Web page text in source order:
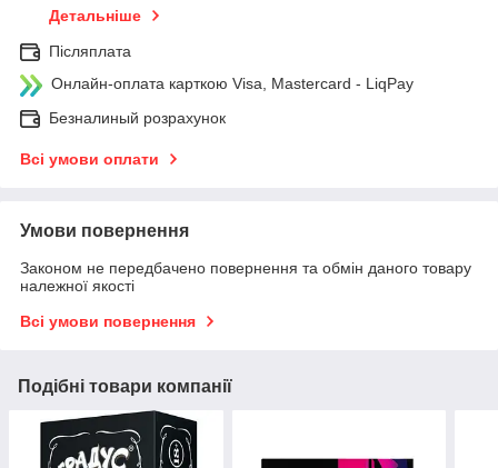
Детальніше
Післяплата
Онлайн-оплата карткою Visa, Mastercard - LiqPay
Безналиный розрахунок
Всі умови оплати
Умови повернення
Законом не передбачено повернення та обмін даного товару
належної якості
Всі умови повернення
Подібні товари компанії